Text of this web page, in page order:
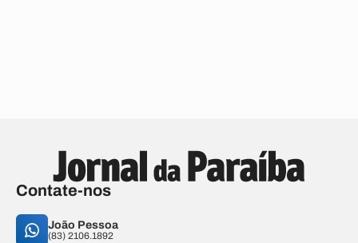
Contate-nos
João Pessoa
(83) 2106.1892